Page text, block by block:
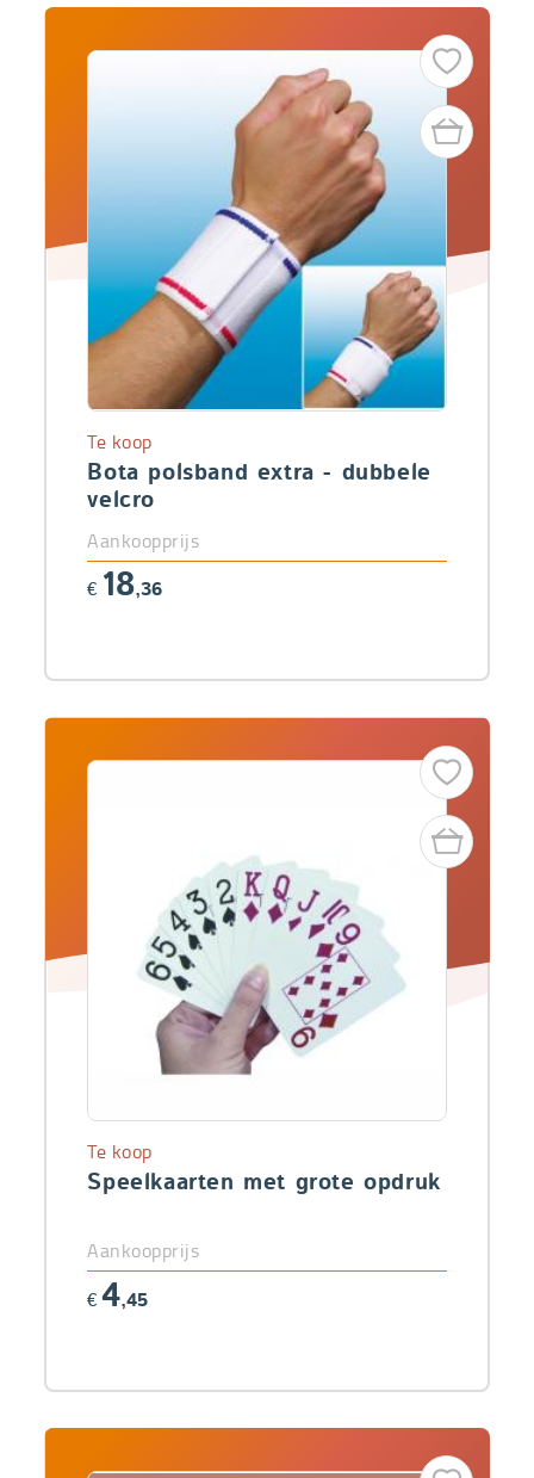
Bota polsband extra - dubbele
velcro
Te koop
Aankoopprijs
€ 18,36
Speelkaarten met grote opdruk
Te koop
Aankoopprijs
€ 4,45